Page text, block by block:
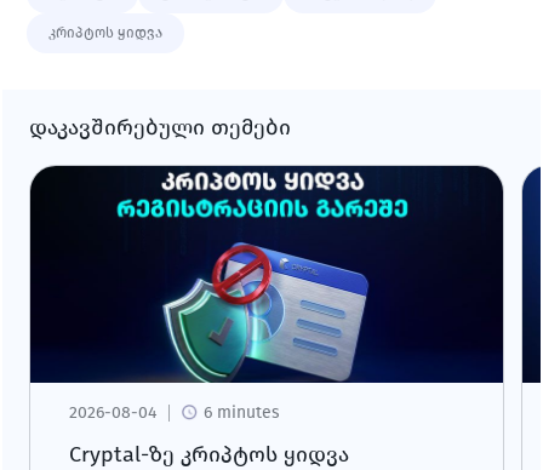
კრიპტოს ყიდვა
დაკავშირებული თემები
2026-08-04 6 minutes
Cryptal-ზე კრიპტოს ყიდვა